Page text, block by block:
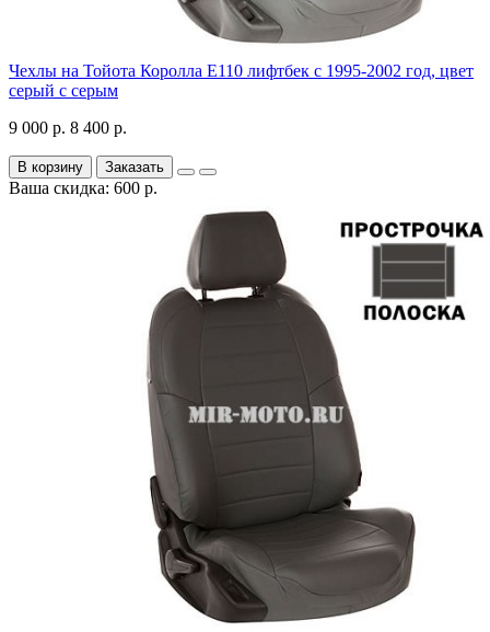
Чехлы на Тойота Королла Е110 лифтбек с 1995-2002 год, цвет
серый с серым
9 000 р. 8 400 р.
В корзину Заказать
Ваша скидка: 600 р.